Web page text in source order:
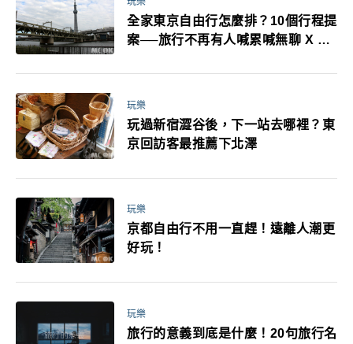
全家東京自由行怎麼排？10個行程提
案──旅行不再有人喊累喊無聊 X 爸
玩樂
玩過新宿澀谷後，下一站去哪裡？東
京回訪客最推薦下北澤
玩樂
京都自由行不用一直趕！遠離人潮更
好玩！
玩樂
旅行的意義到底是什麼！20句旅行名